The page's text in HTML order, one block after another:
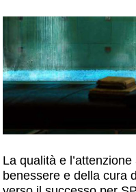
La qualità e
benessere e della cura